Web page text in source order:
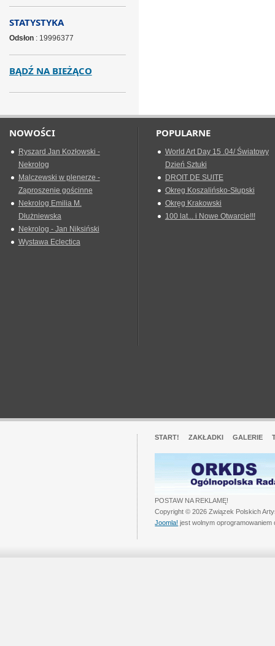
STATYSTYKA
Odsłon: 19996377
BĄDŹ NA BIEŻĄCO
NOWOŚCI
Ryszard Jan Kozłowski -
Nekrolog
Malczewski w plenerze -
Zaproszenie gościnne
Nekrolog Emilia M.
Dłużniewska
Nekrolog - Jan Niksiński
Wystawa Eclectica
POPULARNE
World Art Day 15 .04/ Światowy
Dzień Sztuki
DROIT DE SUITE
Okreg Koszalińsko-Słupski
Okręg Krakowski
100 lat... i Nowe Otwarcie!!!
START! ZAKŁADKI GALERIE
POSTAW NA REKLAMĘ!
Copyright © 2026 Związek Polskich
Joomla! jest wolnym